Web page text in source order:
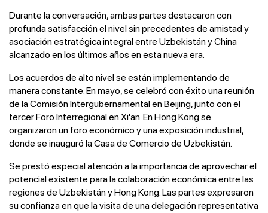
Durante la conversación, ambas partes destacaron con
profunda satisfacción el nivel sin precedentes de amistad y
asociación estratégica integral entre Uzbekistán y China
alcanzado en los últimos años en esta nueva era.
Los acuerdos de alto nivel se están implementando de
manera constante. En mayo, se celebró con éxito una reunión
de la Comisión Intergubernamental en Beijing, junto con el
tercer Foro Interregional en Xi'an. En Hong Kong se
organizaron un foro económico y una exposición industrial,
donde se inauguró la Casa de Comercio de Uzbekistán.
Se prestó especial atención a la importancia de aprovechar el
potencial existente para la colaboración económica entre las
regiones de Uzbekistán y Hong Kong. Las partes expresaron
su confianza en que la visita de una delegación representativa